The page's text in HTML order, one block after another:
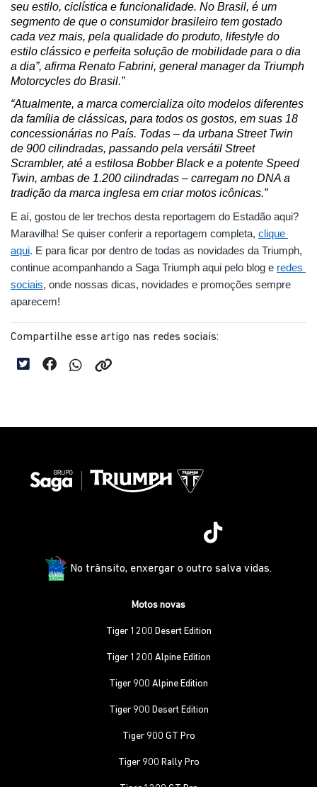
seu estilo, ciclística e funcionalidade. No Brasil, é um
segmento de que o consumidor brasileiro tem gostado
cada vez mais, pela qualidade do produto, lifestyle do
estilo clássico e perfeita solução de mobilidade para o dia
a dia”, afirma Renato Fabrini, general manager da Triumph
Motorcycles do Brasil.”
“Atualmente, a marca comercializa oito modelos diferentes
da família de clássicas, para todos os gostos, em suas 18
concessionárias no País. Todas – da urbana Street Twin
de 900 cilindradas, passando pela versátil Street
Scrambler, até a estilosa Bobber Black e a potente Speed
Twin, ambas de 1.200 cilindradas – carregam no DNA a
tradição da marca inglesa em criar motos icônicas.”
E aí, gostou de ler trechos desta reportagem do Estadão aqui?
Maravilha! Se quiser conferir a reportagem completa, clique
aqui. E para ficar por dentro de todas as novidades da Triumph,
continue acompanhando a Saga Triumph aqui pelo blog e redes
sociais, onde nossas dicas, novidades e promoções sempre
aparecem!
Compartilhe esse artigo nas redes sociais:
No trânsito, enxergar o outro salva vidas.
Motos novas
Tiger 1200 Desert Edition
Tiger 1200 Alpine Edition
Tiger 900 Alpine Edition
Tiger 900 Desert Edition
Tiger 900 GT Pro
Tiger 900 Rally Pro